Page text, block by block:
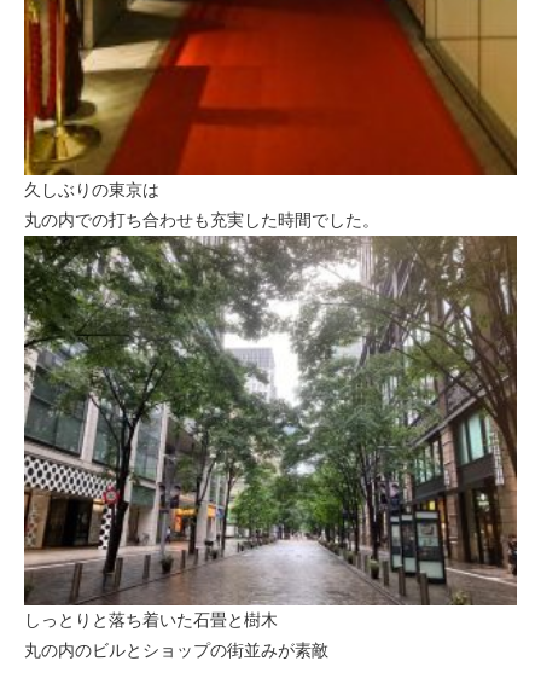
久しぶりの東京は
丸の内での打ち合わせも充実した時間でした。
しっとりと落ち着いた石畳と樹木
丸の内のビルとショップの街並みが素敵